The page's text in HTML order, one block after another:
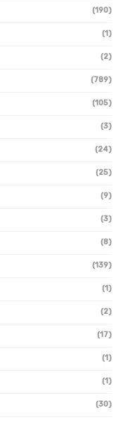
(190)
(1)
(2)
(789)
(105)
(3)
(24)
(25)
(9)
(3)
(8)
(139)
(1)
(2)
(17)
(1)
(1)
(30)